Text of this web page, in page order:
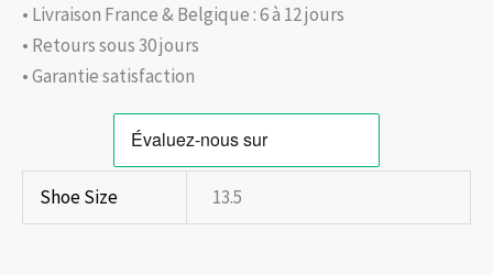
• Livraison France & Belgique : 6 à 12 jours
• Retours sous 30 jours
• Garantie satisfaction
Shoe Size 13.5